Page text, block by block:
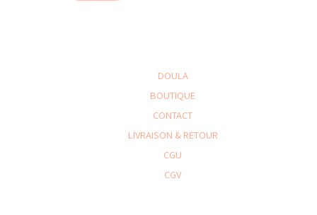
DOULA
BOUTIQUE
CONTACT
LIVRAISON & RETOUR
CGU
CGV